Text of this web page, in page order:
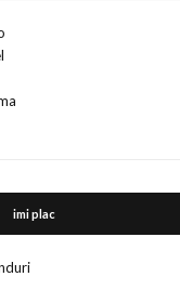
imi plac